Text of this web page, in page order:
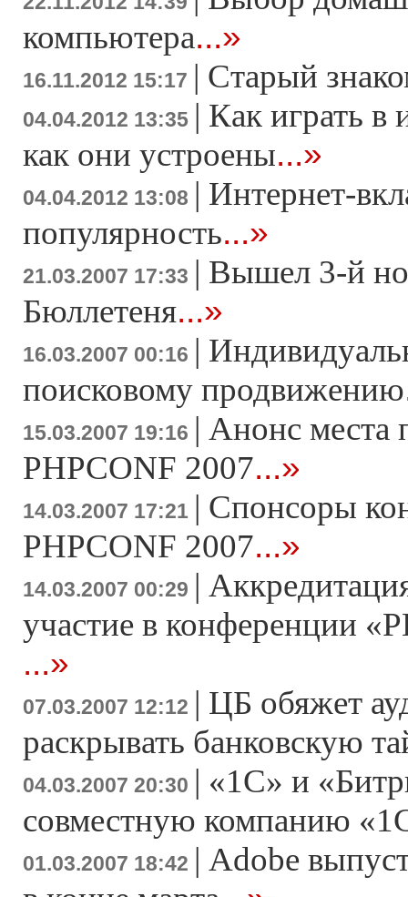
компьютера...»
16.11.2012 15:17 | Старый
04.04.2012 13:35 | Как играть в
как они устроены...»
04.04.2012 13:08 | Интернет-
популярность...»
21.03.2007 17:33 | Вышел 3-й
Бюллетеня...»
16.03.2007 00:16 |
поисковому продвижению
15.03.2007 19:16 | Анонс места
PHPCONF 2007...»
14.03.2007 17:21 | Спонсоры
PHPCONF 2007...»
14.03.2007 00:29 |
участие в конференции
...»
07.03.2007 12:12 | ЦБ обяжет
раскрывать банковскую
04.03.2007 20:30 | «1С» и
совместную компанию
01.03.2007 18:42 | Adobe